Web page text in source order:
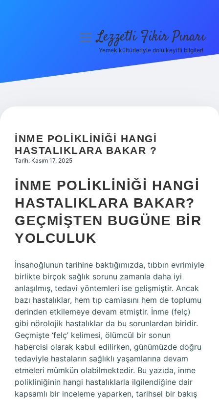
Hakkımızda
menüyüLezzetli Fikir Pınarı
Yemek kültürleriyle dolu keyifli bilgiler!
İNME POLIKLINIĞI HANGI
HASTALIKLARA BAKAR ?
Tarih: Kasım 17, 2025
İNME POLIKLINIĞI HANGI
HASTALIKLARA BAKAR?
GEÇMIŞTEN BUGÜNE BIR
YOLCULUK
İnsanoğlunun tarihine baktığımızda, tıbbın evrimiyle
birlikte birçok sağlık sorunu zamanla daha iyi
anlaşılmış, tedavi yöntemleri ise gelişmiştir. Ancak
bazı hastalıklar, hem tıp camiasını hem de toplumu
derinden etkilemeye devam etmiştir. İnme (felç)
gibi nörolojik hastalıklar da bu sorunlardan biridir.
Geçmişte ‘felç’ kelimesi, ölümcül bir sonun
habercisi olarak kabul edilirken, günümüzde doğru
tedaviyle hastaların sağlıklı yaşamlarına devam
etmeleri mümkün olabilmektedir. Bu yazıda, inme
polikliniğinin hangi hastalıklarla ilgilendiğine dair
kapsamlı bir inceleme yaparken, tarihsel bir bakış